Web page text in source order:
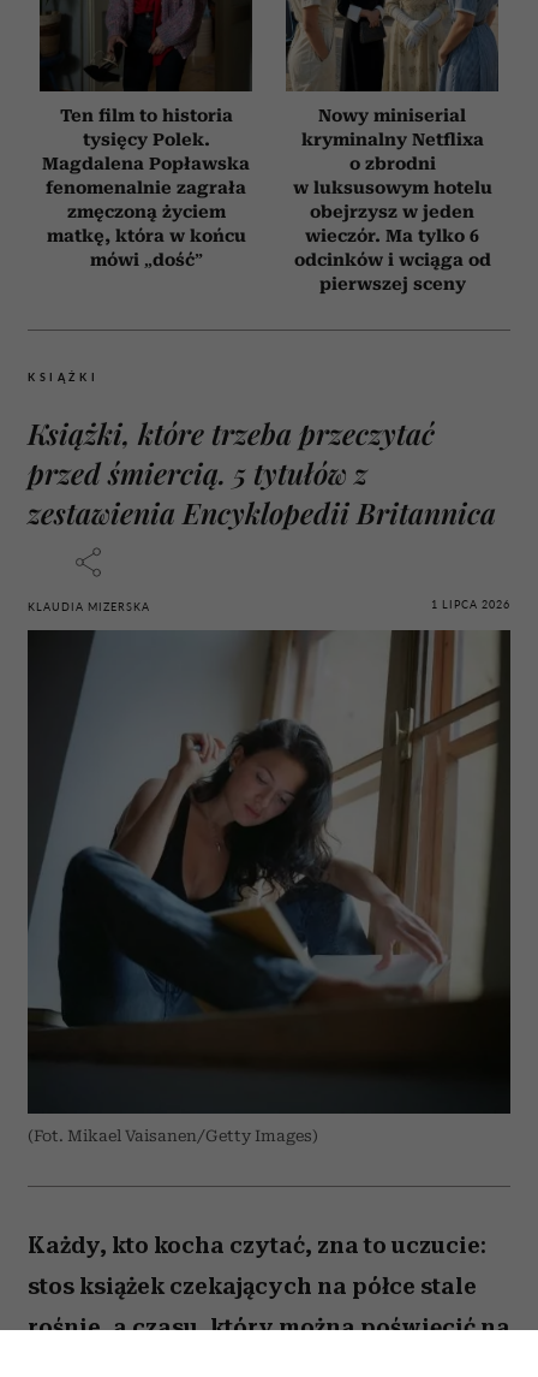
Ten film to historia
tysięcy Polek.
Magdalena Popławska
fenomenalnie zagrała
zmęczoną życiem
matkę, która w końcu
mówi „dość”
Nowy miniserial
kryminalny Netflixa
o zbrodni
w luksusowym hotelu
obejrzysz w jeden
wieczór. Ma tylko 6
odcinków i wciąga od
pierwszej sceny
KSIĄŻKI
Książki, które trzeba przeczytać
przed śmiercią. 5 tytułów z
zestawienia Encyklopedii Britannica
KLAUDIA MIZERSKA 1 LIPCA 2026
(Fot. Mikael Vaisanen/Getty Images)
Każdy, kto kocha czytać, zna to uczucie:
stos książek czekających na półce stale
rośnie, a czasu, który można poświęcić na